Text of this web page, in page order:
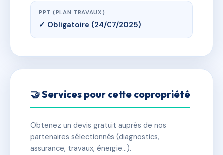
PPT (PLAN TRAVAUX)
✓ Obligatoire (24/07/2025)
🤝 Services pour cette copropriété
Obtenez un devis gratuit auprès de nos
partenaires sélectionnés (diagnostics,
assurance, travaux, énergie…).